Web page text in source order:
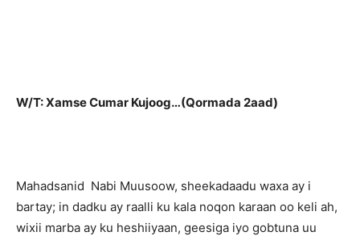
W/T: Xamse Cumar Kujoog…(Qormada 2aad)
Mahadsanid Nabi Muusoow, sheekadaadu waxa ay i
bartay; in dadku ay raalli ku kala noqon karaan oo keli ah,
wixii marba ay ku heshiiyaan, geesiga iyo gobtuna uu